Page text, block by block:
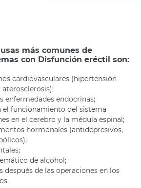
más comunes de
con Disfunción eréctil son:
cardiovasculares (hipertensión
aterosclerosis);
enfermedades endocrinas;
el funcionamiento del sistema
en el cerebro y la médula espinal;
hormonales (antidepresivos,
de alcohol;
después de las operaciones en los